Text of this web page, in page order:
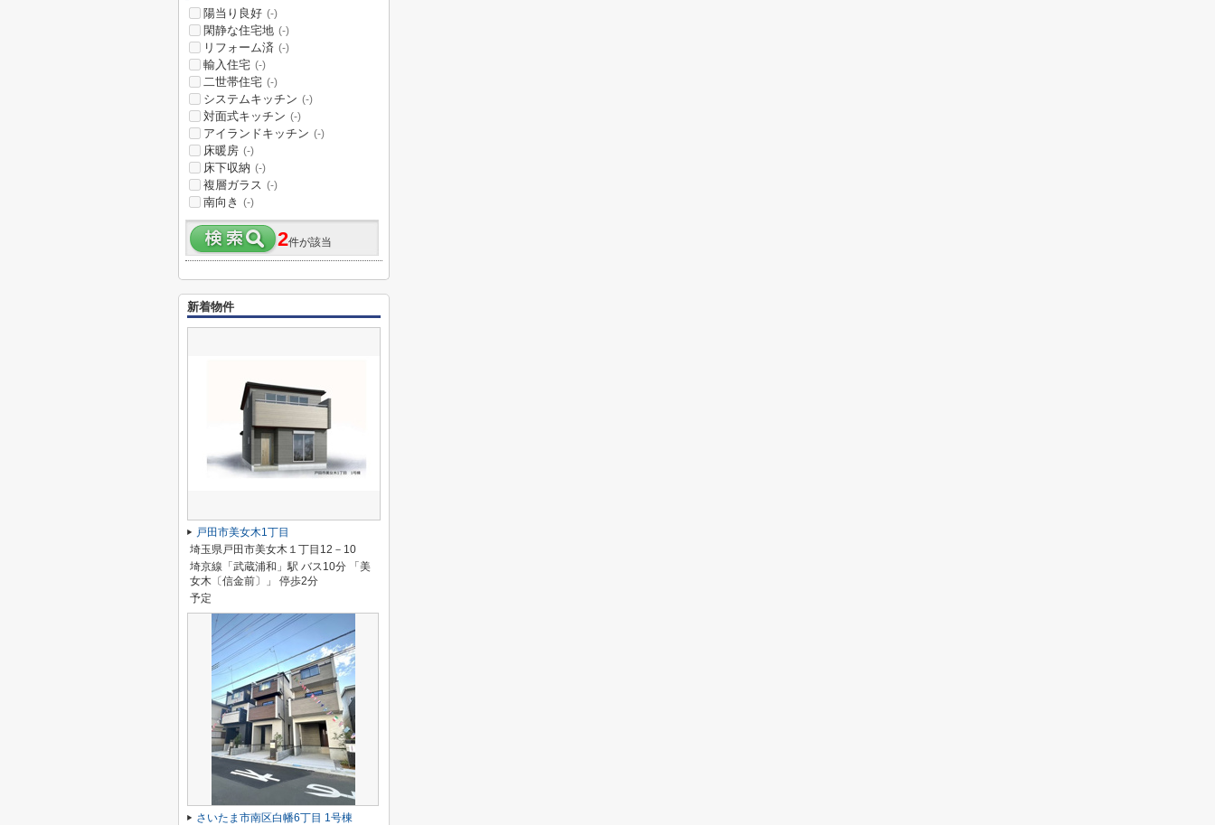
陽当り良好 (-)
閑静な住宅地 (-)
リフォーム済 (-)
輸入住宅 (-)
二世帯住宅 (-)
システムキッチン (-)
対面式キッチン (-)
アイランドキッチン (-)
床暖房 (-)
床下収納 (-)
複層ガラス (-)
南向き (-)
2件が該当
新着物件
戸田市美女木1丁目
埼玉県戸田市美女木１丁目12－10
埼京線「武蔵浦和」駅 バス10分 「美
女木〔信金前〕」 停歩2分
予定
さいたま市南区白幡6丁目 1号棟